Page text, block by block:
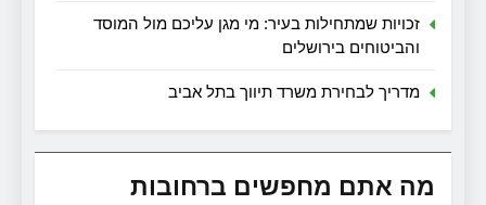
זכויות שמתחילות בעיר: מי מגן עליכם מול המוסד
והביטוחים בירושלים
מדריך לבחירת משרד תיווך בתל אביב
מה אתם מחפשים ברחובות